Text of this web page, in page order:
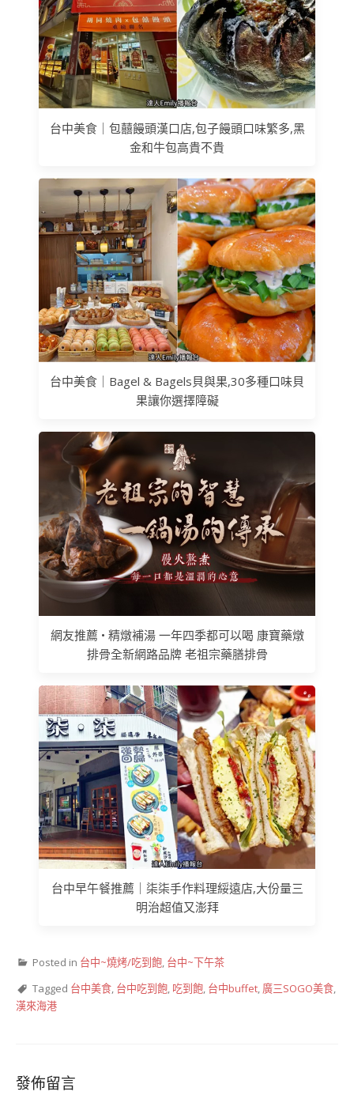
台中美食｜包囍饅頭漢口店,包子饅頭口味繁多,黑
金和牛包高貴不貴
台中美食｜Bagel & Bagels貝與果,30多種口味貝
果讓你選擇障礙
網友推薦 • 精燉補湯 一年四季都可以喝 康寶藥燉
排骨全新網路品牌 老祖宗藥膳排骨
台中早午餐推薦｜柒柒手作料理綏遠店,大份量三
明治超值又澎拜
Posted in 台中~燒烤/吃到飽, 台中~下午茶
Tagged 台中美食, 台中吃到飽, 吃到飽, 台中buffet, 廣三SOGO美食,
漢來海港
發佈留言